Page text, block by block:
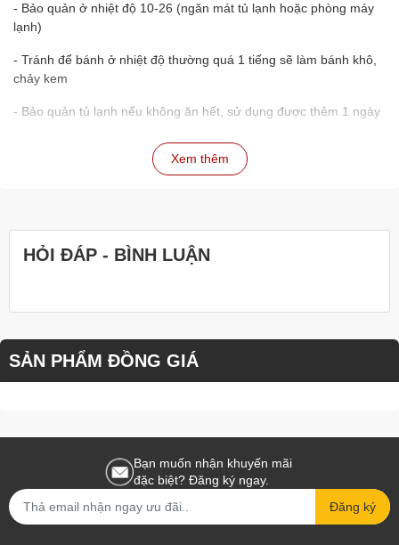
- Bảo quản ở nhiệt độ 10-26 (ngăn mát tủ lạnh hoặc phòng máy
lạnh)
- Tránh để bánh ở nhiệt độ thường quá 1 tiếng sẽ làm bánh khô,
chảy kem
- Bảo quản tủ lạnh nếu không ăn hết, sử dụng được thêm 1 ngày
- Khách kiểm tra bánh nguyên vẹn, có đủ phụ kiện không, có
- Shop sẽ hoàn tiền 100% nếu sự cố là do lỗi đến từ shop hoặc
shipper, tất cả đều dựa theo xác nhận đơn hàng để đánh giá
sẽ hỗ trợ ngay lập tức
Xem thêm
HỎI ĐÁP - BÌNH LUẬN
SẢN PHẨM ĐỒNG GIÁ
Bạn muốn nhận khuyến mãi
đặc biệt? Đăng ký ngay.
Đăng ký